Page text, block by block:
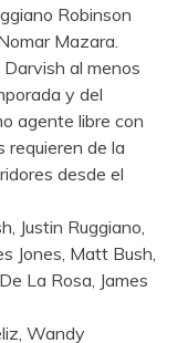
Robinson
Mazara.
al menos
y del
agente libre con
requieren de la
desde el
Justin Ruggiano,
Jones, Matt Bush,
La Rosa, James
Wandy